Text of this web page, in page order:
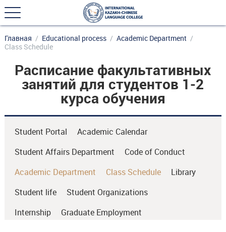
Главная Еducational process
Academic Department
Class Schedule
Расписание факультативных
занятий для студентов 1-2
курса обучения
Student Portal
Academic Calendar
Student Affairs Department
Code of Conduct
Academic Department
Class Schedule
Library
Student life
Student Organizations
Internship
Graduate Employment